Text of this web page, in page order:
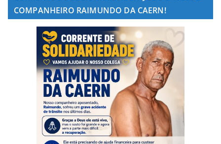
COMPANHEIRO RAIMUNDO DA CAERN!